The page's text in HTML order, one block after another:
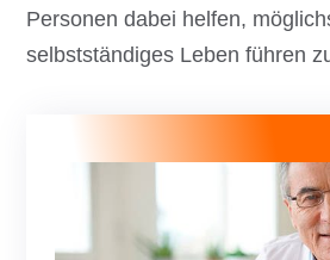
Personen dabei helfen,
selbstständiges Leben führen